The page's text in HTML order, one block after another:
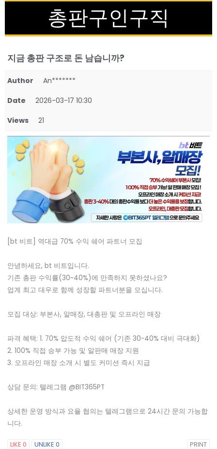
총판구인구직
지금 총판 구조로 돈 남습니까?
Author An*******
Date 2026-03-17 10:30
Views 21
[bt 비트] 역대급 70% 수익 쉐어 파트너 모집
안녕하세요, bt 비트입니다.
기존 총판 수익률(30~40%)에 만족하지 못하셨나요?
업계 최고 대우로 함께 성장할 파트너분을 모십니다.
모집 대상: 부본사, 알매장, 대총판 및 오프라인 매장
파격 혜택: 1. 70% 압도적 수익 쉐어 (기존 30-40% 대비 극대화)
2. 100% 직접 승부 가능 및 알판매 매장 지원
3. 오프라인 매장 소개 시 별도 커미션 즉시 지급
상담 문의: 텔레그램 @BIT365PT
상세한 운영 방식과 요율 협의는 텔레그램으로 24시간 문의 가능합
니다.
LIKE 0 UNLIKE 0 PRINT